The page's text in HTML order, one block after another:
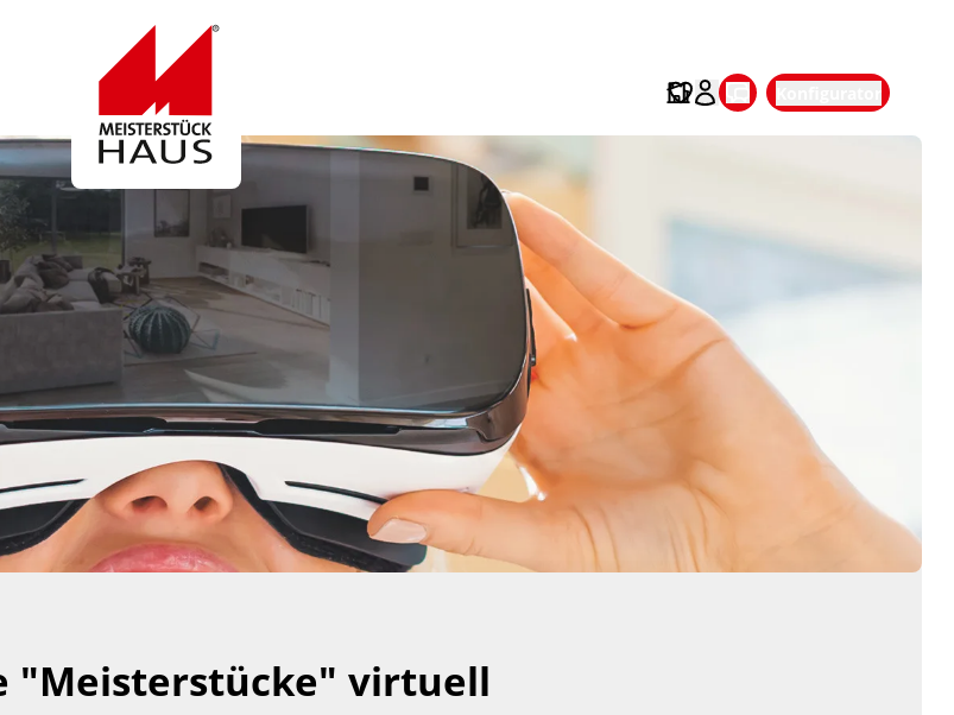
"Meisterstücke" virtuell